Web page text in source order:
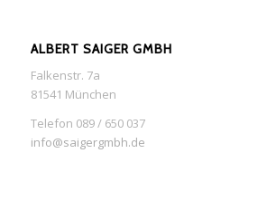
ALBERT SAIGER GMBH
Falkenstr. 7a
81541 München
Telefon 089 / 650 037
info@saigergmbh.de